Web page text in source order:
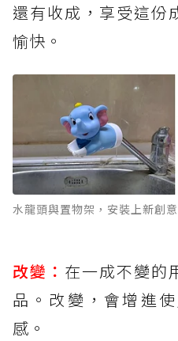
還有收成，享受這份
愉快。
水龍頭與置物架，安裝上新創
改變： 在一成不變的
品。改變，會增進
感。